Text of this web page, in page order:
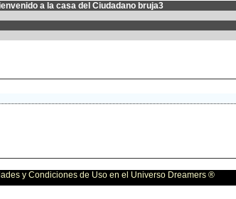
a la casa del Ciudadano bruja3
y Condiciones de Uso en el Universo Dreamers ®